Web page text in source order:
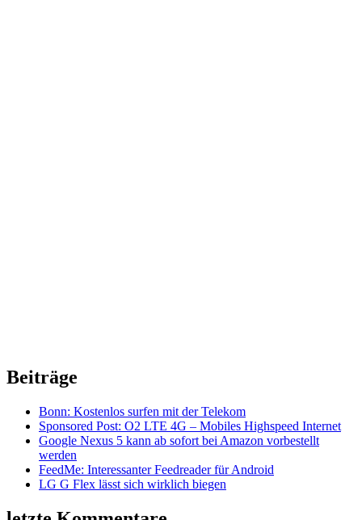
Beiträge
Bonn: Kostenlos surfen mit der Telekom
Sponsored Post: O2 LTE 4G – Mobiles Highspeed Internet
Google Nexus 5 kann ab sofort bei Amazon vorbestellt
werden
FeedMe: Interessanter Feedreader für Android
LG G Flex lässt sich wirklich biegen